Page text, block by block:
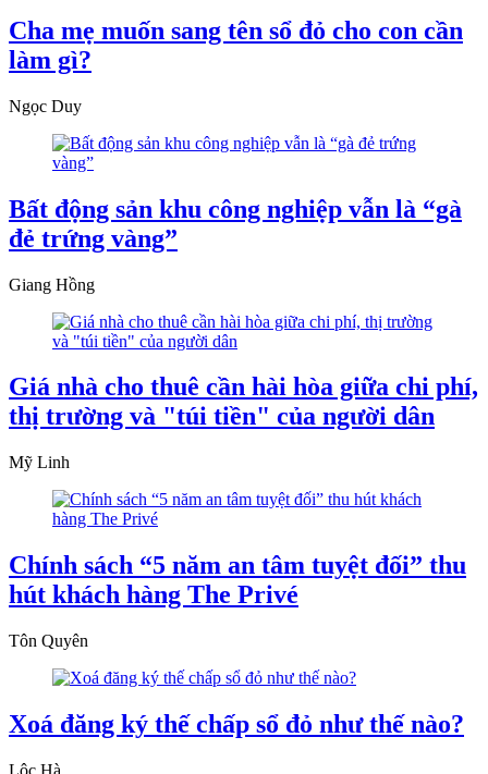
Cha mẹ muốn sang tên sổ đỏ cho con cần
làm gì?
Ngọc Duy
Bất động sản khu công nghiệp vẫn là “gà
đẻ trứng vàng”
Giang Hồng
Giá nhà cho thuê cần hài hòa giữa chi phí,
thị trường và "túi tiền" của người dân
Mỹ Linh
Chính sách “5 năm an tâm tuyệt đối” thu
hút khách hàng The Privé
Tôn Quyên
Xoá đăng ký thế chấp sổ đỏ như thế nào?
Lộc Hà